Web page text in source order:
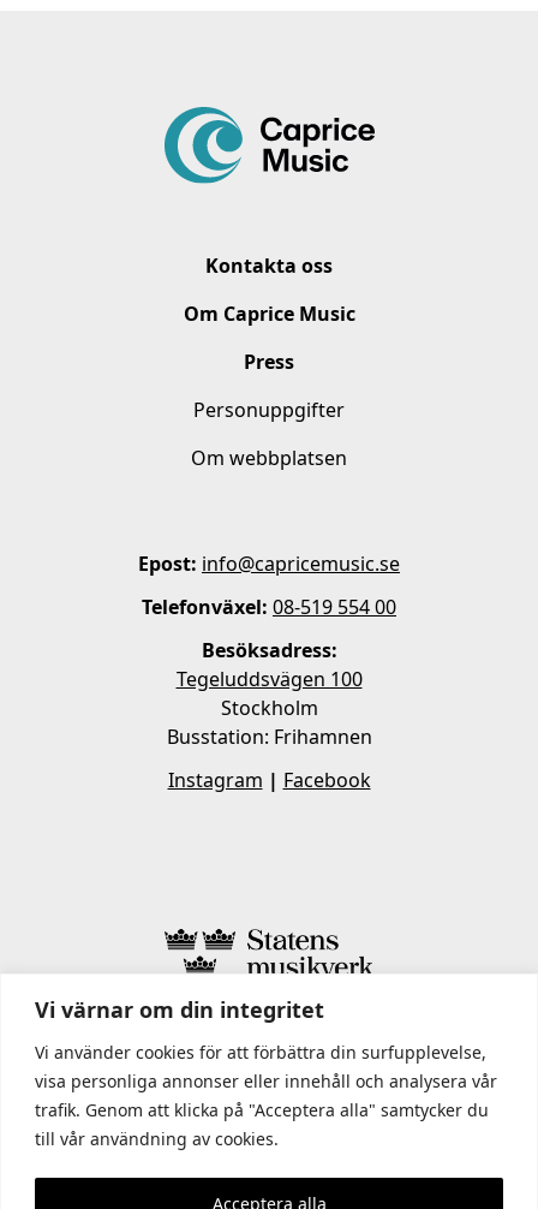
Vi värnar om din integritet
Vi använder cookies för att förbättra din surfupplevelse,
visa personliga annonser eller innehåll och analysera vår
trafik. Genom att klicka på "Acceptera alla" samtycker du
till vår användning av cookies.
Acceptera alla
Kontakta oss
Om Caprice Music
Press
Personuppgifter
Om webbplatsen
Epost: info@capricemusic.se
Telefonväxel: 08-519 554 00
Besöksadress:
Tegeluddsvägen 100
Stockholm
Busstation: Frihamnen
Instagram | Facebook
I STATENS MUSIKVERK INGÅR